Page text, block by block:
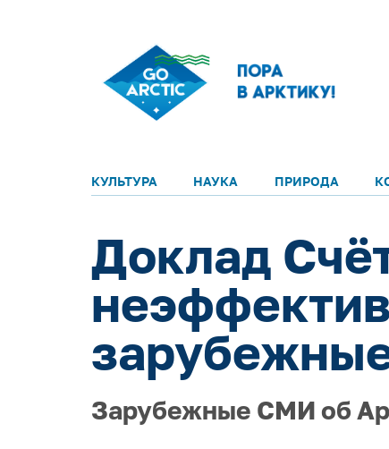
КУЛЬТУРА НАУКА ПРИРОДА
Доклад
Зарубежные СМИ об